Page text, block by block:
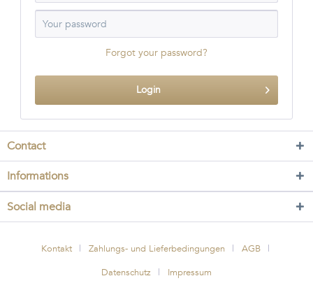
Forgot your password?
Login
Contact
Informations
Social media
Kontakt Zahlungs- und Lieferbedingungen
AGB
Datenschutz
Impressum